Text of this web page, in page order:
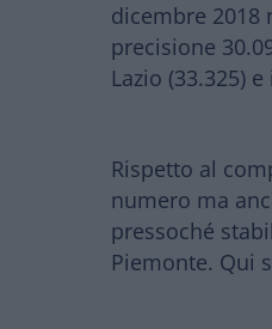
dicembre 2018
precisione
Lazio (33.325) e
Rispetto al
numero ma
pressoché
Piemonte. Qui